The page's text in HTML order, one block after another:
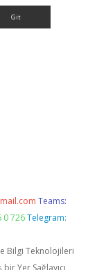
Teams:
0 726 Telegram:
Bilgi Teknolojileri
Yer Sağlayıcı